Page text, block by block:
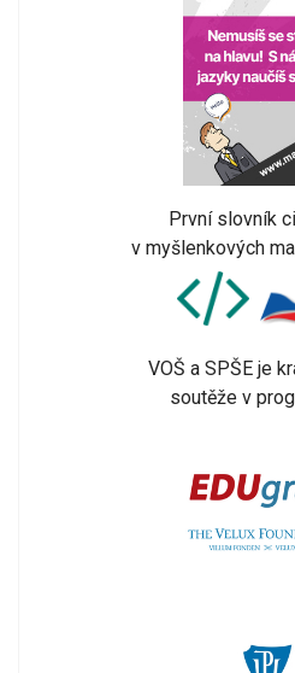
První slovník
v myšlenkových
VOŠ a SPŠE je
soutěže v